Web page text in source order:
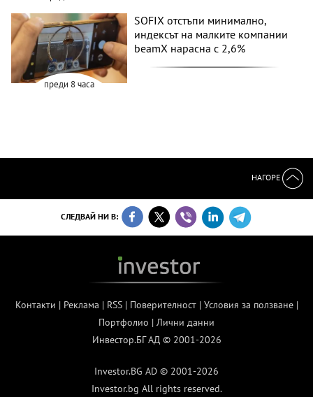
преди 8 часа
SOFIX отстъпи минимално,
индексът на малките компании
beamX нарасна с 2,6%
НАГОРЕ
СЛЕДВАЙ НИ В:
Контакти | Реклама | RSS| Поверителност| Условия за ползване|
Портфолио | Лични данни
Инвестор.БГ АД © 2001-2026
Investor.BG AD © 2001-2026
Investor.bg All rights reserved.